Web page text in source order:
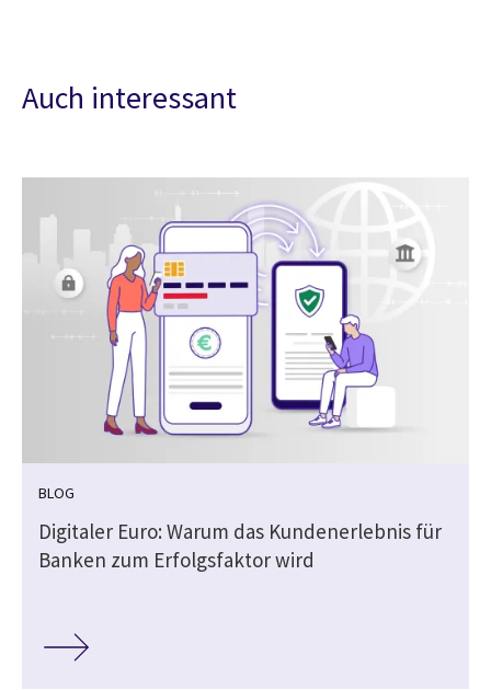
Auch interessant
BLOG
Digitaler Euro: Warum das Kundenerlebnis für
Banken zum Erfolgsfaktor wird